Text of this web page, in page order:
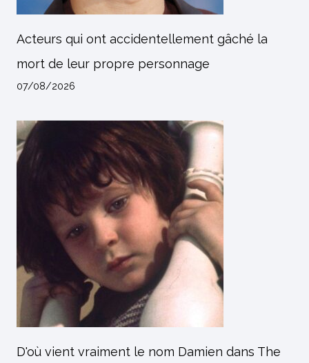
Acteurs qui ont accidentellement gâché la
mort de leur propre personnage
07/08/2026
D'où vient vraiment le nom Damien dans The